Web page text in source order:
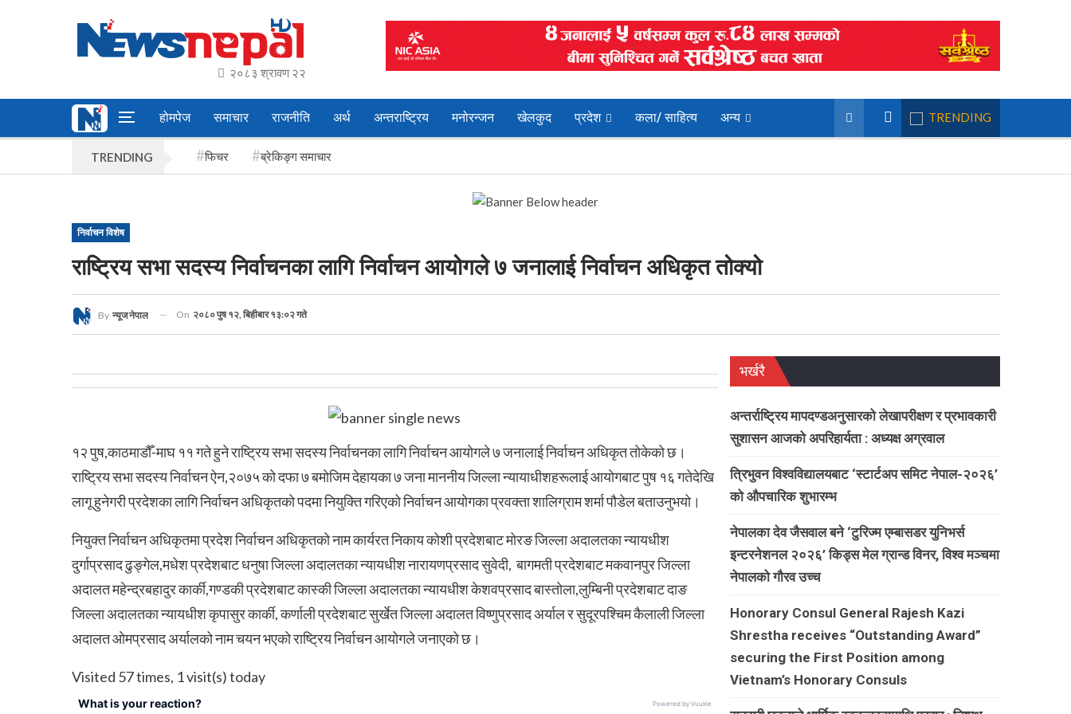
२०८३ श्रावण २२
होमपेज समाचार राजनीति अर्थ अन्तराष्ट्रिय मनोरन्जन खेलकुद प्रदेश कला/ साहित्य अन्य TRENDING
TRENDING फिचर ब्रेकिङ्ग समाचार
निर्वाचन विशेष
राष्ट्रिय सभा सदस्य निर्वाचनका लागि निर्वाचन आयोगले ७ जनालाई निर्वाचन अधिकृत तोक्यो
By न्यूज नेपाल On २०८० पुष १२, बिहीबार १३:०२ गते
१२ पुष,काठमाडौँ-माघ ११ गते हुने राष्ट्रिय सभा सदस्य निर्वाचनका लागि निर्वाचन आयोगले ७ जनालाई निर्वाचन अधिकृत तोकेको छ।
राष्ट्रिय सभा सदस्य निर्वाचन ऐन,२०७५ को दफा ७ बमोजिम देहायका ७ जना माननीय जिल्ला न्यायाधीशहरूलाई आयोगबाट पुष १६ गतेदेखि
लागू हुनेगरी प्रदेशका लागि निर्वाचन अधिकृतको पदमा नियुक्ति गरिएको निर्वाचन आयोगका प्रवक्ता शालिग्राम शर्मा पौडेल बताउनुभयो।
नियुक्त निर्वाचन अधिकृतमा प्रदेश निर्वाचन अधिकृतको नाम कार्यरत निकाय कोशी प्रदेशबाट मोरङ जिल्ला अदालतका न्यायधीश
दुर्गाप्रसाद ढुङ्गेल,मधेश प्रदेशबाट धनुषा जिल्ला अदालतका न्यायधीश नारायणप्रसाद सुवेदी, बागमती प्रदेशबाट मकवानपुर जिल्ला
अदालत महेन्द्रबहादुर कार्की,गण्डकी प्रदेशबाट कास्की जिल्ला अदालतका न्यायधीश केशवप्रसाद बास्तोला,लुम्बिनी प्रदेशबाट दाङ
जिल्ला अदालतका न्यायधीश कृपासुर कार्की, कर्णाली प्रदेशबाट सुर्खेत जिल्ला अदालत विष्णुप्रसाद अर्याल र सुदूरपश्‍चिम कैलाली जिल्ला
अदालत ओमप्रसाद अर्यालको नाम चयन भएको राष्ट्रिय निर्वाचन आयोगले जनाएको छ।
Visited 57 times, 1 visit(s) today
भर्खरै
अन्तर्राष्ट्रिय मापदण्डअनुसारको लेखापरीक्षण र प्रभावकारी
सुशासन आजको अपरिहार्यता : अध्यक्ष अग्रवाल
त्रिभुवन विश्वविद्यालयबाट ‘स्टार्टअप समिट नेपाल-२०२६’
को औपचारिक शुभारम्भ
नेपालका देव जैसवाल बने ‘टुरिज्म एम्बासडर युनिभर्स
इन्टरनेशनल २०२६’ किड्स मेल ग्रान्ड विनर, विश्व मञ्चमा
नेपालको गौरव उच्च
Honorary Consul General Rajesh Kazi
Shrestha receives “Outstanding Award”
securing the First Position among
Vietnam’s Honorary Consuls